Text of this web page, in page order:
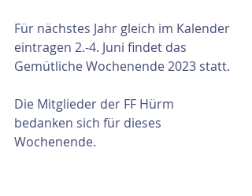
Für nächstes Jahr gleich im Kalender
eintragen 2.-4. Juni findet das
Gemütliche Wochenende 2023 statt.
Die Mitglieder der FF Hürm
bedanken sich für dieses
Wochenende.